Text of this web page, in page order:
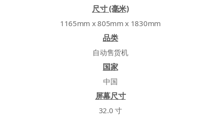
尺寸 (毫米)
1165mm x 805mm x 1830mm
品类
自动售货机
国家
中国
屏幕尺寸
32.0 寸